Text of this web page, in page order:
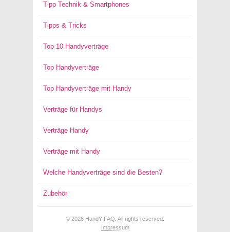
Tipp Technik & Smartphones
Tipps & Tricks
Top 10 Handyverträge
Top Handyverträge
Top Handyverträge mit Handy
Verträge für Handys
Verträge Handy
Verträge mit Handy
Welche Handyverträge sind die Besten?
Zubehör
© 2026 HandY FAQ . All rights reserved.
Impressum